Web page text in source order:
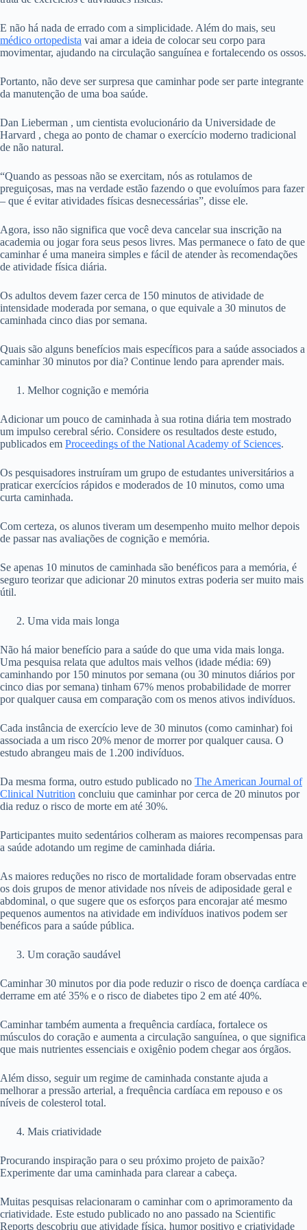
E não há nada de errado com a simplicidade. Além do mais, seu
médico ortopedista vai amar a ideia de colocar seu corpo para
movimentar, ajudando na circulação sanguínea e fortalecendo os ossos.
Portanto, não deve ser surpresa que caminhar pode ser parte integrante
da manutenção de uma boa saúde.
Dan Lieberman , um cientista evolucionário da Universidade de
Harvard , chega ao ponto de chamar o exercício moderno tradicional
de não natural.
“Quando as pessoas não se exercitam, nós as rotulamos de
preguiçosas, mas na verdade estão fazendo o que evoluímos para fazer
– que é evitar atividades físicas desnecessárias”, disse ele.
Agora, isso não significa que você deva cancelar sua inscrição na
academia ou jogar fora seus pesos livres. Mas permanece o fato de que
caminhar é uma maneira simples e fácil de atender às recomendações
de atividade física diária.
Os adultos devem fazer cerca de 150 minutos de atividade de
intensidade moderada por semana, o que equivale a 30 minutos de
caminhada cinco dias por semana.
Quais são alguns benefícios mais específicos para a saúde associados a
caminhar 30 minutos por dia? Continue lendo para aprender mais.
Melhor cognição e memória
Adicionar um pouco de caminhada à sua rotina diária tem mostrado
um impulso cerebral sério. Considere os resultados deste estudo,
publicados em Proceedings of the National Academy of Sciences.
Os pesquisadores instruíram um grupo de estudantes universitários a
praticar exercícios rápidos e moderados de 10 minutos, como uma
curta caminhada.
Com certeza, os alunos tiveram um desempenho muito melhor depois
de passar nas avaliações de cognição e memória.
Se apenas 10 minutos de caminhada são benéficos para a memória, é
seguro teorizar que adicionar 20 minutos extras poderia ser muito mais
útil.
Uma vida mais longa
Não há maior benefício para a saúde do que uma vida mais longa.
Uma pesquisa relata que adultos mais velhos (idade média: 69)
caminhando por 150 minutos por semana (ou 30 minutos diários por
cinco dias por semana) tinham 67% menos probabilidade de morrer
por qualquer causa em comparação com os menos ativos indivíduos.
Cada instância de exercício leve de 30 minutos (como caminhar) foi
associada a um risco 20% menor de morrer por qualquer causa. O
estudo abrangeu mais de 1.200 indivíduos.
Da mesma forma, outro estudo publicado no The American Journal of
Clinical Nutrition concluiu que caminhar por cerca de 20 minutos por
dia reduz o risco de morte em até 30%.
Participantes muito sedentários colheram as maiores recompensas para
a saúde adotando um regime de caminhada diária.
As maiores reduções no risco de mortalidade foram observadas entre
os dois grupos de menor atividade nos níveis de adiposidade geral e
abdominal, o que sugere que os esforços para encorajar até mesmo
pequenos aumentos na atividade em indivíduos inativos podem ser
benéficos para a saúde pública.
Um coração saudável
Caminhar 30 minutos por dia pode reduzir o risco de doença cardíaca e
derrame em até 35% e o risco de diabetes tipo 2 em até 40%.
Caminhar também aumenta a frequência cardíaca, fortalece os
músculos do coração e aumenta a circulação sanguínea, o que significa
que mais nutrientes essenciais e oxigênio podem chegar aos órgãos.
Além disso, seguir um regime de caminhada constante ajuda a
melhorar a pressão arterial, a frequência cardíaca em repouso e os
níveis de colesterol total.
Mais criatividade
Procurando inspiração para o seu próximo projeto de paixão?
Experimente dar uma caminhada para clarear a cabeça.
Muitas pesquisas relacionaram o caminhar com o aprimoramento da
criatividade. Este estudo publicado no ano passado na Scientific
Reports descobriu que atividade física, humor positivo e criatividade